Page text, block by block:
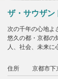
ザ・サウザン
次の千年の心地よ
悠久の都・京都の
人、社会、未来に
住所 京都市下